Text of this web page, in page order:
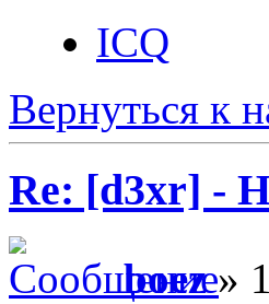
ICQ
Вернуться к
Re: [d3xr] -
boez»